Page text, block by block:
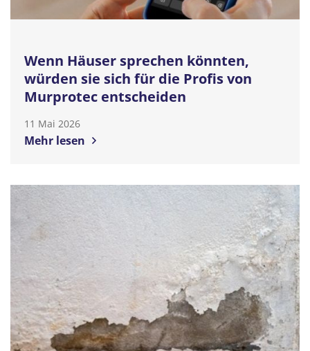
Wenn Häuser sprechen könnten,
würden sie sich für die Profis von
Murprotec entscheiden
11 Mai 2026
Mehr lesen